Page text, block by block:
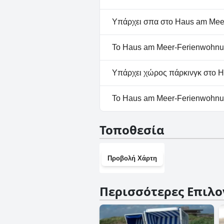
Όχι, το Haus am Meer-
Υπάρχει σπα στο Haus am
Όχι, το Haus am Meer-
Το Haus am Meer-
Ναι, το Haus am Meer-
Υπάρχει χώρος πάρκινγκ στο
Ναι, υπάρχουν
Το Haus am Meer-
Τοποθεσία
Προβολή Χάρτη
Περισσότερες